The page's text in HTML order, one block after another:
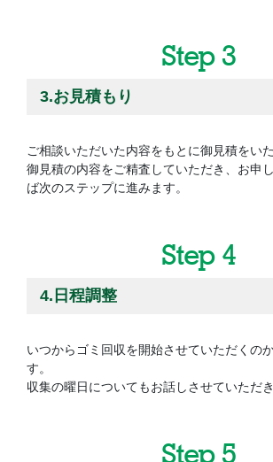
Step 3
3.お見積もり
ご相談いただいた内容をもとに御見積をいた
御見積の内容をご精査していただき、お申
ば次のステップに進みます。
Step 4
4.日程調整
いつからゴミ回収を開始させていただくの
す。
収集の曜日についてもお話しさせていただき
Step 5